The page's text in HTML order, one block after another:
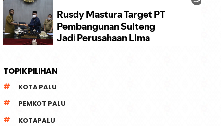
TOPIK PILIHAN
KOTA PALU
PEMKOT PALU
KOTAPALU